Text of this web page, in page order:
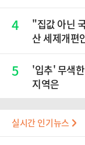
4
"집값 아닌
산 세제개편
5
'입추' 무색
지역은
실시간 인기뉴스